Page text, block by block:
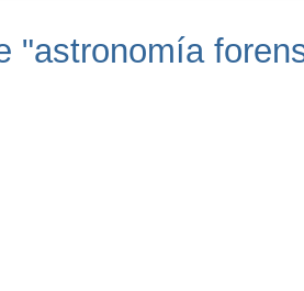
"astronomía